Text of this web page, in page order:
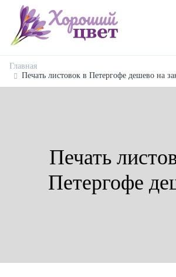
Главная
Печать листовок в Петергофе дешево на
Печать
Петергофе